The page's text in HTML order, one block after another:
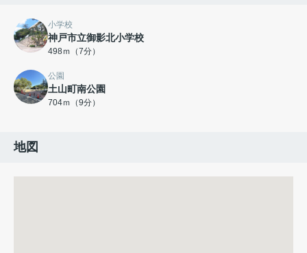
小学校
神戸市立御影北小学校
498ｍ（7分）
公園
土山町南公園
704ｍ（9分）
地図